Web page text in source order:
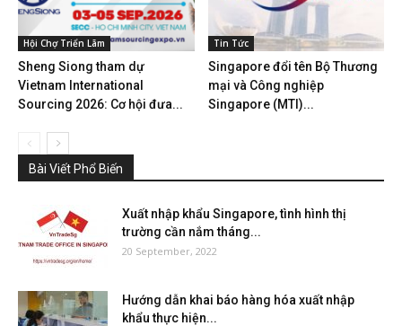
Hội Chợ Triển Lãm
Sheng Siong tham dự
Vietnam International
Sourcing 2026: Cơ hội đưa...
Tin Tức
Singapore đổi tên Bộ Thương
mại và Công nghiệp
Singapore (MTI)...
Bài Viết Phổ Biến
Xuất nhập khẩu Singapore, tình hình thị
trường cần nắm tháng...
20 September, 2022
Hướng dẫn khai báo hàng hóa xuất nhập
khẩu thực hiện...